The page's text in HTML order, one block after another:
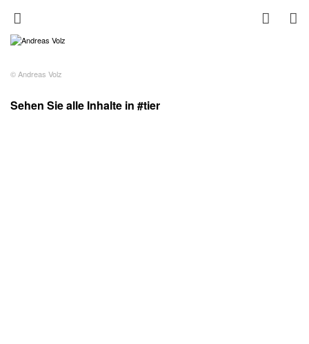
© Andreas Volz
Sehen Sie alle Inhalte in #tier